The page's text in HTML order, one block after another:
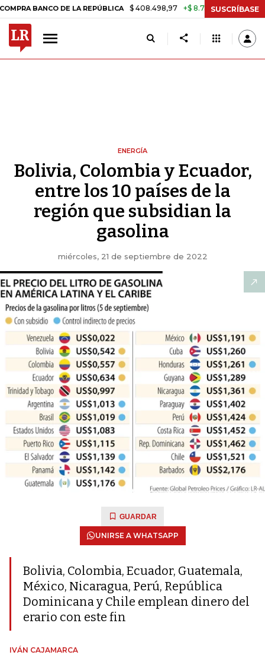
BANCO DE LA REPÚBLICA $ 408.498,97 +$ 8.753,81 +2,19% TASA
SUSCRÍBASE
ENERGÍA
Bolivia, Colombia y Ecuador,
entre los 10 países de la
región que subsidian la
gasolina
miércoles, 21 de septiembre de 2022
GUARDAR
UNIRSE A WHATSAPP
Bolivia, Colombia, Ecuador, Guatemala,
México, Nicaragua, Perú, República
Dominicana y Chile emplean dinero del
erario con este fin
IVÁN CAJAMARCA